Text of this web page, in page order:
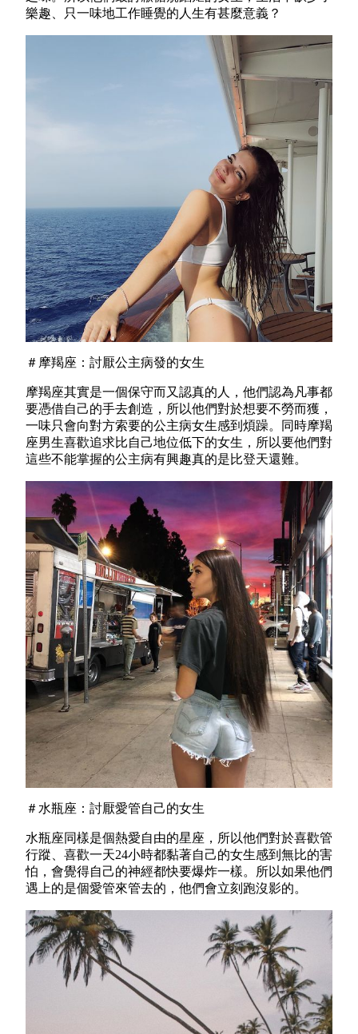
樂趣、只一味地工作睡覺的人生有甚麼意義？
＃摩羯座：討厭公主病發的女生
摩羯座其實是一個保守而又認真的人，他們認為凡事都
要憑借自己的手去創造，所以他們對於想要不勞而獲，
一味只會向對方索要的公主病女生感到煩躁。同時摩羯
座男生喜歡追求比自己地位低下的女生，所以要他們對
這些不能掌握的公主病有興趣真的是比登天還難。
＃水瓶座：討厭愛管自己的女生
水瓶座同樣是個熱愛自由的星座，所以他們對於喜歡管
行蹤、喜歡一天24小時都黏著自己的女生感到無比的害
怕，會覺得自己的神經都快要爆炸一樣。所以如果他們
遇上的是個愛管來管去的，他們會立刻跑沒影的。